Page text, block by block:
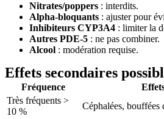
Nitrates/poppers : interdits.
Alpha-bloquants : ajuster pour
Inhibiteurs CYP3A4 : limiter la
Autres PDE-5 : ne pas combiner.
Alcool : modération requise.
Effets secondaires
Fréquence
Très fréquents >
10 %
Céphalées, bouffées